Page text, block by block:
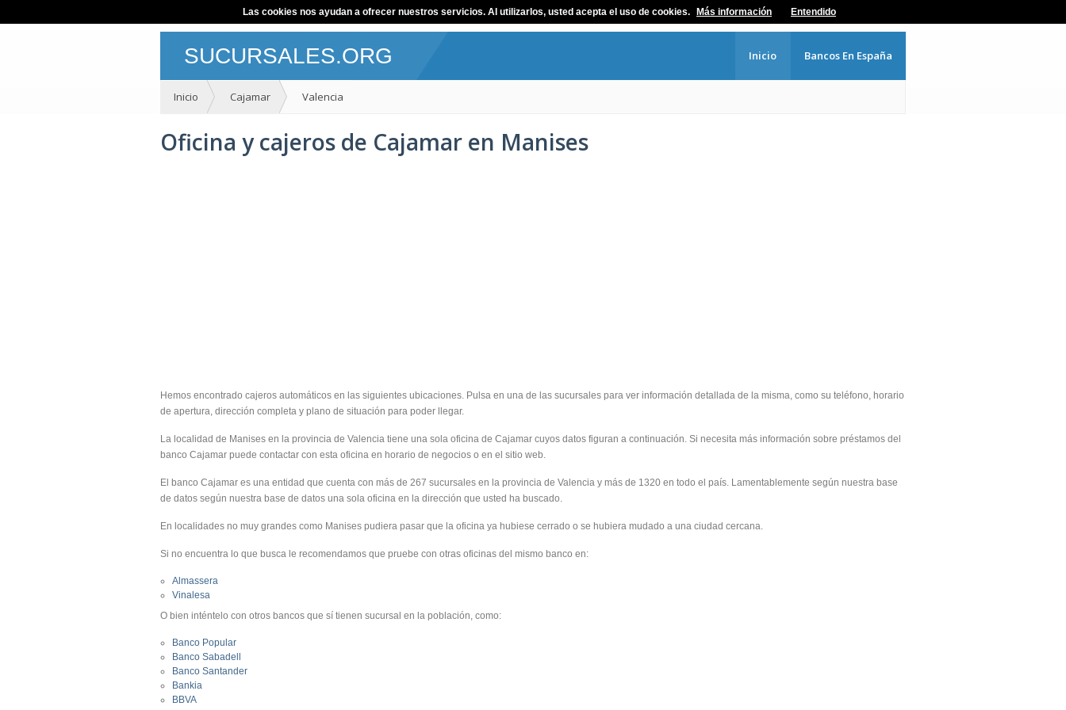
SUCURSALES.ORG Inicio Bancos En España
Inicio Cajamar Valencia
Oficina y cajeros de Cajamar en Manises
Hemos encontrado cajeros automáticos en las siguientes ubicaciones. Pulsa en una de las sucursales para ver información detallada de la misma, como su teléfono, horario
de apertura, dirección completa y plano de situación para poder llegar.
La localidad de Manises en la provincia de Valencia tiene una sola oficina de Cajamar cuyos datos figuran a continuación. Si necesita más información sobre préstamos del
banco Cajamar puede contactar con esta oficina en horario de negocios o en el sitio web.
El banco Cajamar es una entidad que cuenta con más de 267 sucursales en la provincia de Valencia y más de 1320 en todo el país. Lamentablemente según nuestra base
de datos según nuestra base de datos una sola oficina en la dirección que usted ha buscado.
En localidades no muy grandes como Manises pudiera pasar que la oficina ya hubiese cerrado o se hubiera mudado a una ciudad cercana.
Si no encuentra lo que busca le recomendamos que pruebe con otras oficinas del mismo banco en:
Almassera
Vinalesa
O bien inténtelo con otros bancos que sí tienen sucursal en la población, como:
Banco Popular
Banco Sabadell
Banco Santander
Bankia
BBVA
Las cookies nos ayudan a ofrecer nuestros servicios. Al utilizarlos, usted acepta el uso de cookies. Más información Entendido